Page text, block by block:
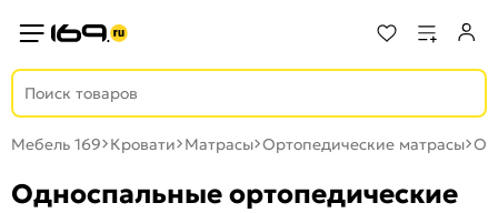
Мебель 169 Кровати Матрасы Ортопедические матрасы
Односпальные ортопедические